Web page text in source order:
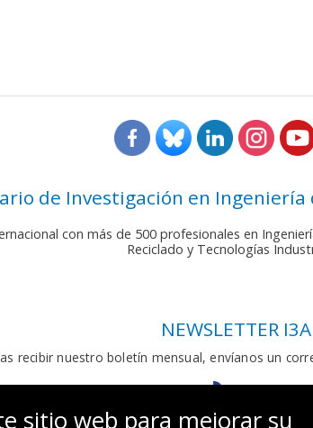
de Investigación en Ingeniería
con más de 500 profesionales en
Reciclado y Tecnologías
NEWSLETTER I3A
recibir nuestro boletín mensual, envíanos un
sitio web para mejorar su